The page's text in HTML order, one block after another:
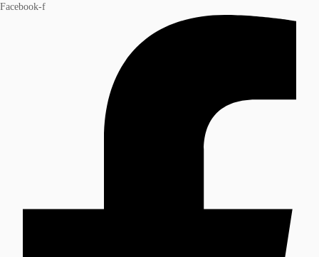
Facebook-f